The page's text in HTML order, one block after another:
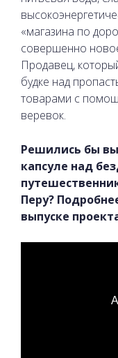
«магазина по
совершенно
Продавец,
будке над
товарами с
веревок.
Решились бы вы
капсуле над
Перу?
выпуске